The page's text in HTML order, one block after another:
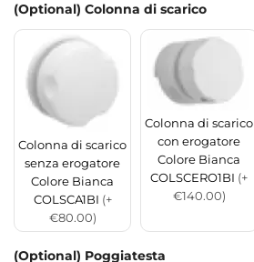
(Optional) Colonna di scarico
Colonna di scarico
senza erogatore
Colore Bianca
COLSCA1BI (+
€80.00)
Colonna di scarico
con erogatore
Colore Bianca
COLSCERO1BI (+
€140.00)
(Optional) Poggiatesta